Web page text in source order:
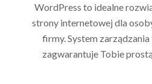
WordPress to idealne
strony internetowej dla
firmy. System
zagwarantuje Tobie